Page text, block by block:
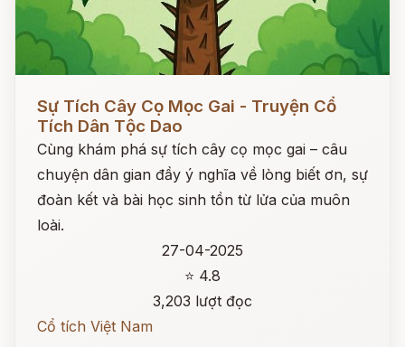
Sự Tích Cây Cọ Mọc Gai - Truyện Cổ
Tích Dân Tộc Dao
Cùng khám phá sự tích cây cọ mọc gai – câu
chuyện dân gian đầy ý nghĩa về lòng biết ơn, sự
đoàn kết và bài học sinh tồn từ lửa của muôn
loài.
27-04-2025
⭐ 4.8
3,203 lượt đọc
Cổ tích Việt Nam